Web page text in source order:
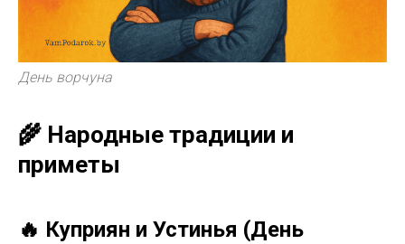
День ворчуна
🌾 Народные традиции и
приметы
🔥 Куприян и Устинья (День